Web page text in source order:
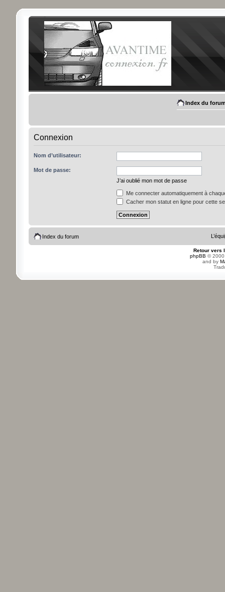
Index du
Connexion
Nom d’utilisateur:
Mot de passe:
J’ai oublié mon mot de passe
Me connecter automatiquement à
Cacher mon statut en ligne pour cette
Index du forum
Retour vers
phpBB ©
and by